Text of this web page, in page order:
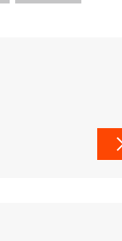
hier